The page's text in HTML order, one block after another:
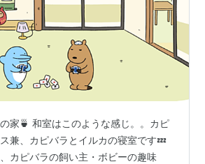
家🍵 和室はこのような感じ。。カピ
兼、カピバラとイルカの寝室です💤
カピバラの飼い主・ボビーの趣味